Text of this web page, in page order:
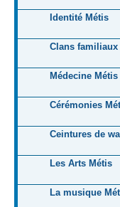
Identité Métis
Clans familiaux
Médecine Métis
Cérémonies
Ceintures de
Les Arts Métis
La musique